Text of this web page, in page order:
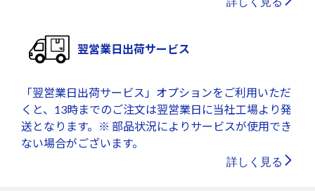
翌営業日出荷サービス
「翌営業日出荷サービス」オプションをご利用いただ
くと、13時までのご注文は翌営業日に当社工場より発
送となります。※ 部品状況によりサービスが使用でき
ない場合がございます。
詳しく見る